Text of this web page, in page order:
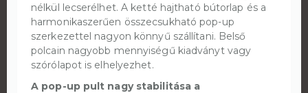
nélkül lecserélhet. A ketté hajtható bútorlap és a
harmonikaszerűen összecsukható pop-up
szerkezettel nagyon könnyű szállítani. Belső
polcain nagyobb mennyiségű kiadványt vagy
szórólapot is elhelyezhet.
A pop-up pult nagy stabilitása a